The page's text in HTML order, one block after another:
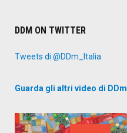
DDM ON TWITTER
Tweets di @DDm_Italia
Guarda gli altri video di DDm